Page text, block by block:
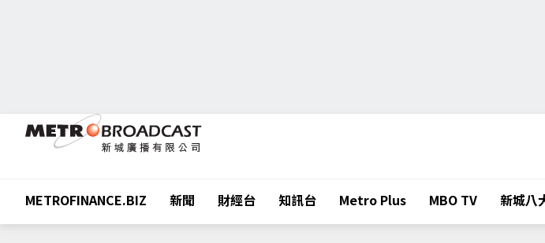
METROFINANCE.BIZ 新聞 財經台 知訊台 Metro Plus MBO TV 新城八